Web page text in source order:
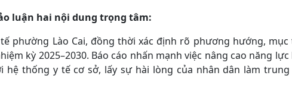
luận hai nội dung trọng tâm:
phường Lào Cai, đồng thời xác định rõ phương hướng, mục
kỳ 2025–2030. Báo cáo nhấn mạnh việc nâng cao năng lực
thống y tế cơ sở, lấy sự hài lòng của nhân dân làm